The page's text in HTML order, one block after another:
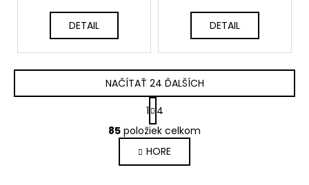
DETAIL DETAIL
O
v
l
á
NAČÍTAŤ 24 ĎALŠÍCH
S
t
r
á
n
k
1
4
85 položiek celkom
HORE